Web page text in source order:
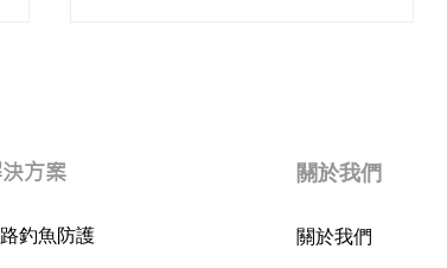
方案
釣魚防護
關於我們
關於我們